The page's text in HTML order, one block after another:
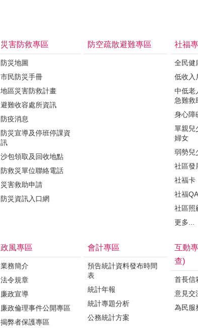
災害防救專區
防災地圖
市民防災手冊
地區災害防救計畫
避難收容處所資訊
防疫消息
防災宣導及停班停課資
訊
沙包領取及回收地點
防救災單位聯絡電話
災害救助申請
防災資訊入口網
防空疏散避難專區 社福
全民健
低收入
中低老
急難救
身心障
單親兒
婦女
弱勢兒
社區發
社福卡
社福QA
社區照
更多...
政風專區
業務簡介
法令規章
廉政宣導
廉政倫理事件公開專區
揭弊者保護專區
會計專區
預告統計資料發布時間
表
統計年報
統計專題分析
公務統計方案
互動
查)
首長信
意見交
為民服